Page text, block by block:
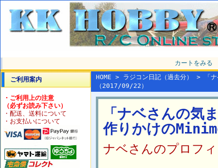
カートをみる
ご利用案内
・ご利用上の注意
（必ずお読み下さい）
・配送、送料について
・お支払いについて
HOME > ラジコン日記（過去分） >
「
（2017/09/22）
「ナベさんの気
作りかけの
ナベさんのプロフ